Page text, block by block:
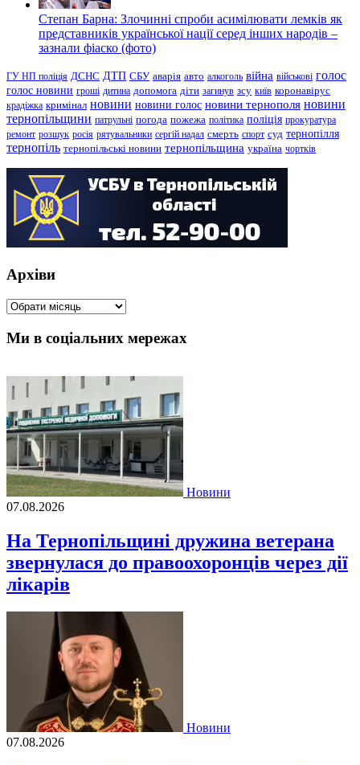
Степан Барна: Злочинні спроби асимілювати лемків як
представників української нації серед інших народів –
зазнали фіаско (фото)
ГУ НП поліція ДСНС ДТП СБУ аварія авто алкоголь війна військові голос
голос новини гроші дитина допомога діти загинув зсу київ коронавірус
крадіжка кримінал новини новини голос новини тернополя новини
тернопільщини патрульні погода пожежа політика поліція прокуратура
ремонт розшук росія рятувальники сергій надал смерть спорт суд тернопілля
тернопіль тернопільські новини тернопільщина україна чортків
Архіви
Архіви
Ми в соціальних мережах
Новини
07.08.2026
На Тернопільщині дружина ветерана
звернулася до правоохоронців через дії
лікарів
Новини
07.08.2026